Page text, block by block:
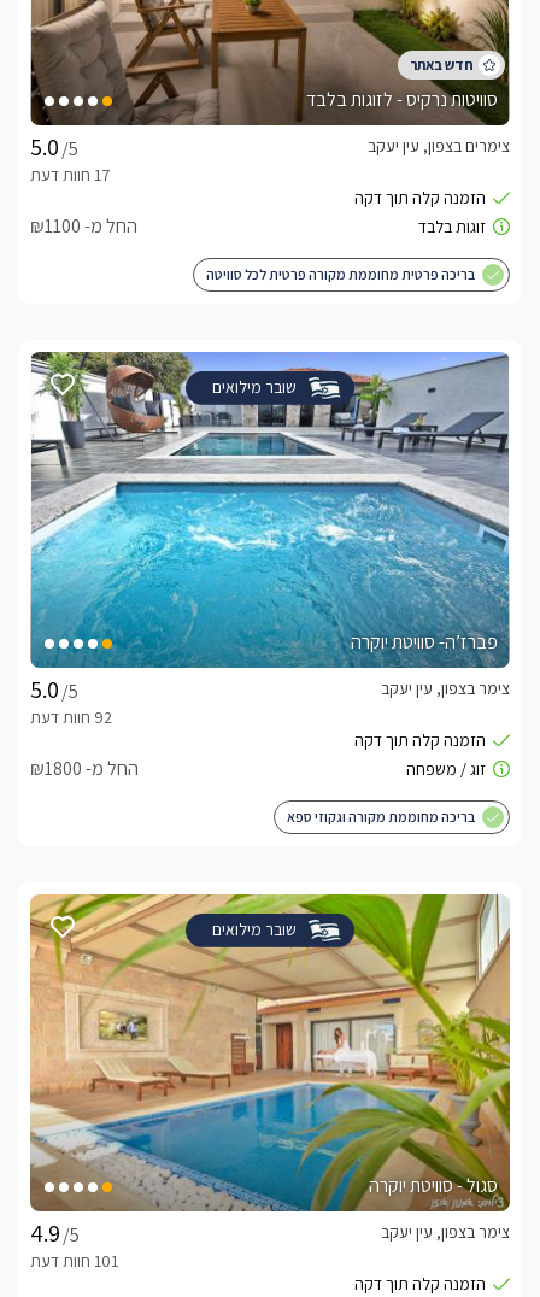
סוויטות נרקיס - לזוגות בלבד
/5
צימרים בצפון, עין יעקב
החל מ- ₪1100
בריכה פרטית מחוממת מקורה פרטית לכל סוויטה
שובר מילואים
פברז’ה- סוויטת יוקרה
/5
צימר בצפון, עין יעקב
החל מ- ₪1800
בריכה מחוממת מקורה וגקוזי ספא
שובר מילואים
סגול - סוויטת יוקרה
/5
צימר בצפון, עין יעקב